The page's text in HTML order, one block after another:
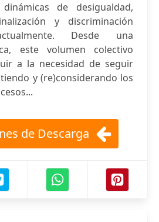
de desigualdad,
y discriminación
Desde una
este volumen colectivo
a la necesidad de seguir
y (re)considerando los
de Descarga